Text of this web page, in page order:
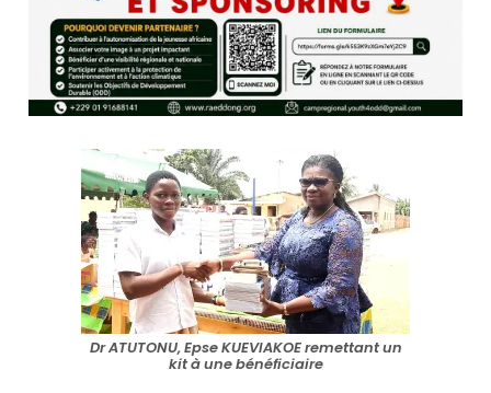
Dr ATUTONU, Epse KUEVIAKOE remettant un
kit à une bénéficiaire